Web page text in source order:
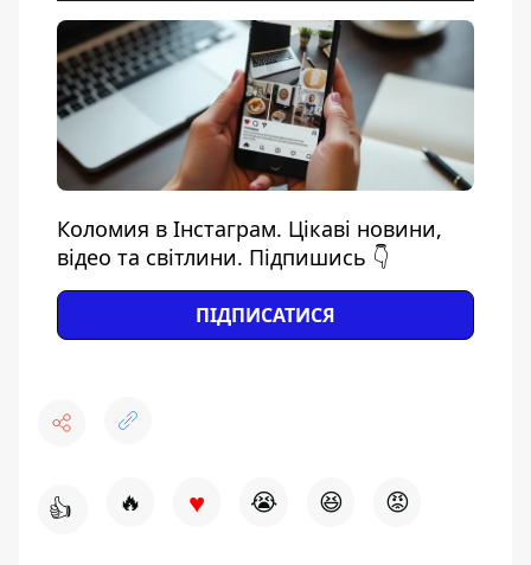
Коломия в Інстаграм. Цікаві новини,
відео та світлини. Підпишись 👇
ПІДПИСАТИСЯ
👍 🔥 ♥ 😭 😆 😡